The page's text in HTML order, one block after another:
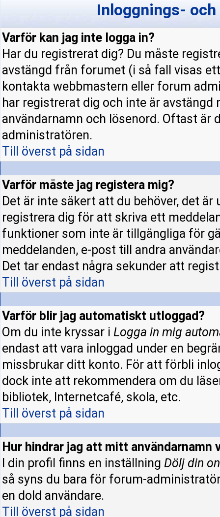
Inloggnings-
Varför kan jag inte logga in?
Har du registrerat dig? Du måste
avstängd från forumet (i så fall visas
kontakta webbmastern eller forum
har registrerat dig och inte är
användarnamn och lösenord. Oftast
administratören.
Till överst på sidan
Varför måste jag registera mig?
Det är inte säkert att du behöver, det
registrera dig för att skriva ett
funktioner som inte är tillgängliga för
meddelanden, e-post till andra
Det tar endast några sekunder att
Till överst på sidan
Varför blir jag automatiskt utloggad?
Om du inte kryssar i Logga in mig
endast att vara inloggad under en
missbrukar ditt konto. För att förbli
dock inte att rekommendera om du
bibliotek, Internetcafé, skola, etc.
Till överst på sidan
Hur hindrar jag att mitt användarnamn
I din profil finns en inställning Dölj din
så syns du bara för forum-
en dold användare.
Till överst på sidan